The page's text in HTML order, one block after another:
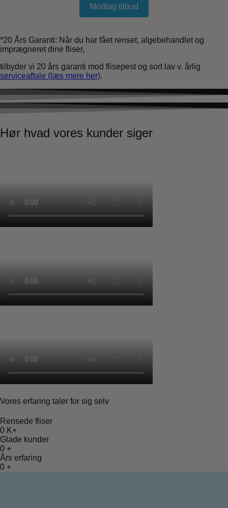
Modtag tilbud
*20 Års Garanti: Når du har fået renset, algebehandlet og
imprægneret dine fliser,
tilbyder vi 20 års garanti mod flisepest og sort lav v. årlig
serviceaftale (læs mere her).
Hør hvad vores kunder siger
Vores erfaring taler for sig selv
Rensede fliser
0 K+
Glade kunder
0 +
Års erfaring
0 +